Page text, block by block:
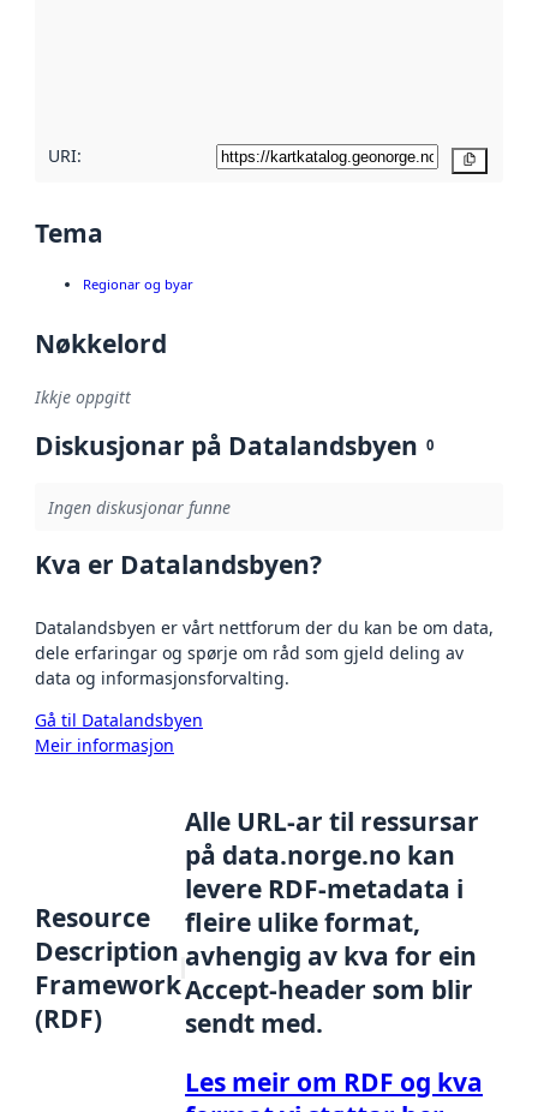
URI:
Tema
Regionar og byar
Nøkkelord
Ikkje oppgitt
Diskusjonar på Datalandsbyen 0
Ingen diskusjonar funne
Kva er Datalandsbyen?
Datalandsbyen er vårt nettforum der du kan be om data,
dele erfaringar og spørje om råd som gjeld deling av
data og informasjonsforvalting.
Gå til Datalandsbyen
Meir informasjon
Resource
Description
Framework
(RDF)
Alle URL-ar til ressursar
på data.norge.no kan
levere RDF-metadata i
fleire ulike format,
avhengig av kva for ein
Accept-header som blir
sendt med.
Les meir om RDF og kva